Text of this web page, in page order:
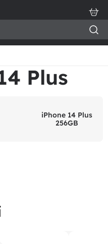
Plus
iPhone 14 Plus
256GB